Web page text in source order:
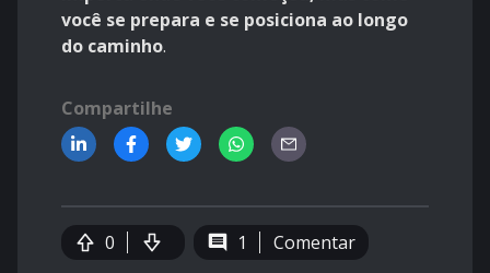
você se prepara e se posiciona ao longo
do caminho.
Compartilhe
0 1 Comentar